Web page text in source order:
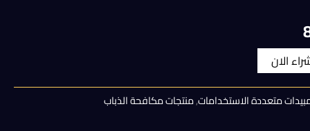
السعر
الحالي
هو:
85,00 EGP.
الان
متعددة الاستخدامات,منتجات مكافحة الذباب